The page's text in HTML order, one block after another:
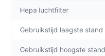
Ergonomisch
ideaal voor langdurig
Voor welke doelgroep?
Hepa luchtfilter
Gebruikstijd laagste stand
Gebruikstijd hoogste stand